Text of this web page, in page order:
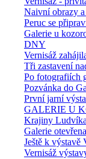
Naivní obrazy
Peruc se
Galerie u
DNY
Vernisáž
Tři zastavení
Po fotografiích
Pozvánka do
První jarní
GALERIE U
Krajiny
Galerie otevřena
Ještě k výstavě
Vernisáž